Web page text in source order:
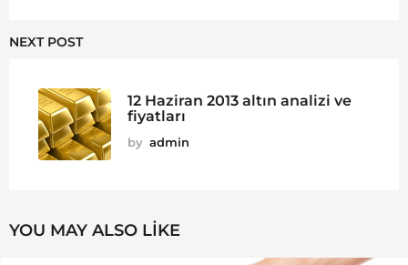
NEXT POST
12 Haziran 2013 altın analizi ve
fiyatları
by admin
YOU MAY ALSO LIKE